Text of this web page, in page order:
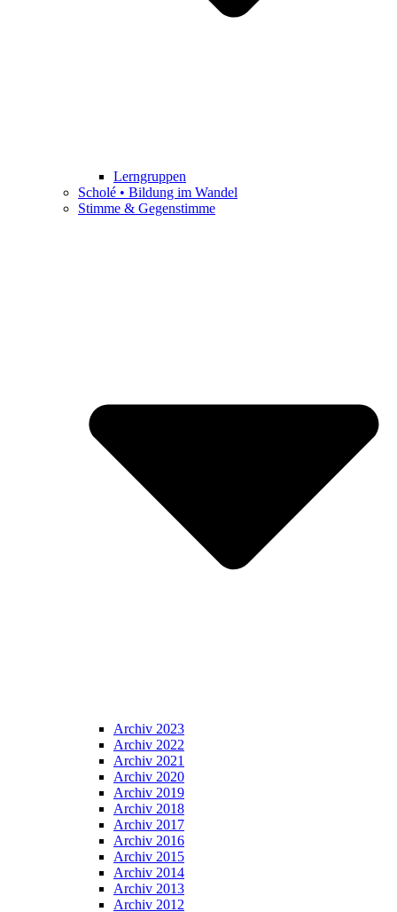
Lerngruppen
Scholé • Bildung im Wandel
Stimme & Gegenstimme
Archiv 2023
Archiv 2022
Archiv 2021
Archiv 2020
Archiv 2019
Archiv 2018
Archiv 2017
Archiv 2016
Archiv 2015
Archiv 2014
Archiv 2013
Archiv 2012